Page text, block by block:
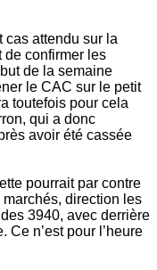
cas attendu sur la
de confirmer les
de la semaine
le CAC sur le petit
toutefois pour cela
qui a donc
avoir été cassée
pourrait par contre
direction les
3940, avec derrière
Ce n’est pour l’heure